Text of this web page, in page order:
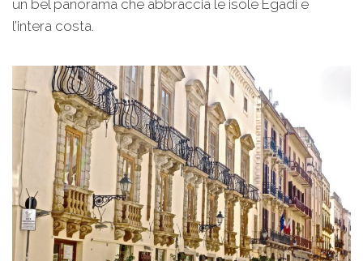
un bel panorama che abbraccia le isole Egadi e
l’intera costa.